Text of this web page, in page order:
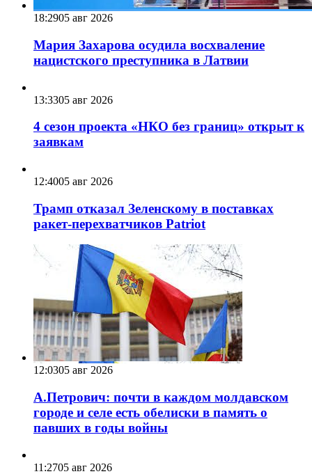
18:2905 авг 2026
Мария Захарова осудила восхваление
нацистского преступника в Латвии
13:3305 авг 2026
4 сезон проекта «НКО без границ» открыт к
заявкам
12:4005 авг 2026
Трамп отказал Зеленскому в поставках
ракет-перехватчиков Patriot
12:0305 авг 2026
А.Петрович: почти в каждом молдавском
городе и селе есть обелиски в память о
павших в годы войны
11:2705 авг 2026